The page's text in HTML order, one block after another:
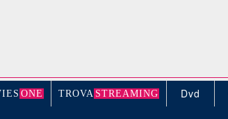
S ONE TROVA STREAMING Dvd